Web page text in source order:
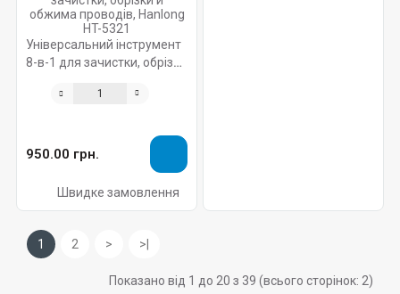
Універсальний інструмент
8-в-1 для зачистки, обрізки
Hanlong HT-5321
950.00 грн.
Швидке замовлення
1 2 > >|
Показано від 1 до 20 з 39 (всього сторінок: 2)